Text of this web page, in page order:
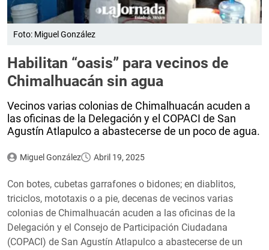
Foto: Miguel González
Habilitan “oasis” para vecinos de
Chimalhuacán sin agua
Vecinos varias colonias de Chimalhuacán acuden a
las oficinas de la Delegación y el COPACI de San
Agustín Atlapulco a abastecerse de un poco de agua.
Miguel González Abril 19, 2025
Con botes, cubetas garrafones o bidones; en diablitos,
triciclos, mototaxis o a pie, decenas de vecinos varias
colonias de Chimalhuacán acuden a las oficinas de la
Delegación y el Consejo de Participación Ciudadana
(COPACI) de San Agustín Atlapulco a abastecerse de un